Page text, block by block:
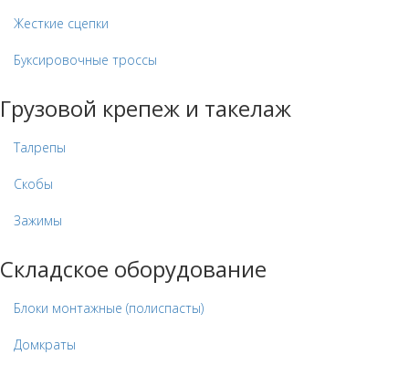
Жесткие сцепки
Буксировочные троссы
Грузовой крепеж и такелаж
Талрепы
Скобы
Зажимы
Складское оборудование
Блоки монтажные (полиспасты)
Домкраты